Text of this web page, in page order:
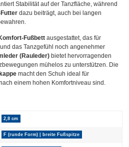
Stabilität auf der Tanzfläche, während
dazu beiträgt, auch bei langen
Fußbett ausgestattet, das für
das Tanzgefühl noch angenehmer
(Rauleder) bietet hervorragenden
mühelos zu unterstützen. Die
macht den Schuh ideal für
einem hohen Komfortniveau sind.
2,8 cm
F (runde Form) | breite Fußspitze